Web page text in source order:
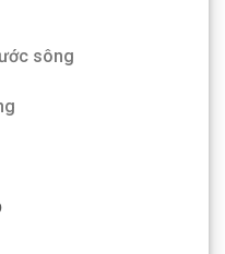
sông